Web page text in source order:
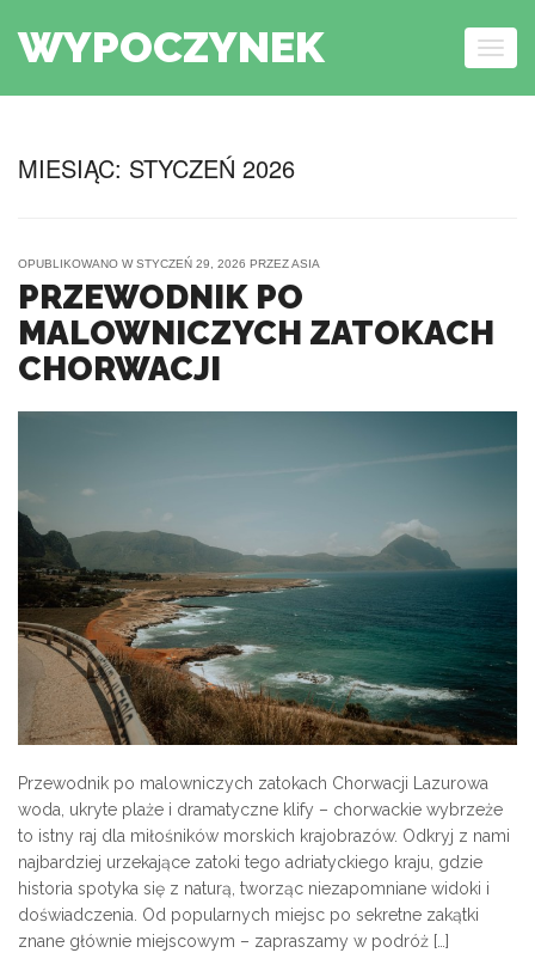
WYPOCZYNEK
MIESIĄC: STYCZEŃ 2026
OPUBLIKOWANO WSTYCZEŃ 29, 2026 PRZEZASIA
PRZEWODNIK PO
MALOWNICZYCH ZATOKACH
CHORWACJI
Przewodnik po malowniczych zatokach Chorwacji Lazurowa
woda, ukryte plaże i dramatyczne klify – chorwackie wybrzeże
to istny raj dla miłośników morskich krajobrazów. Odkryj z nami
najbardziej urzekające zatoki tego adriatyckiego kraju, gdzie
historia spotyka się z naturą, tworząc niezapomniane widoki i
doświadczenia. Od popularnych miejsc po sekretne zakątki
znane głównie miejscowym – zapraszamy w podróż […]